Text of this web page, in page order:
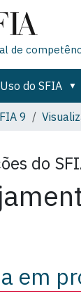
de
Uso do SFIA
9
do
em